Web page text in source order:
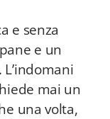
e senza
e un
mai un
una volta,